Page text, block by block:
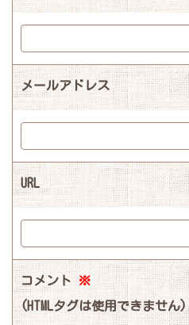
メールアドレス
URL
コメント※
(HTMLタグは使用できません)